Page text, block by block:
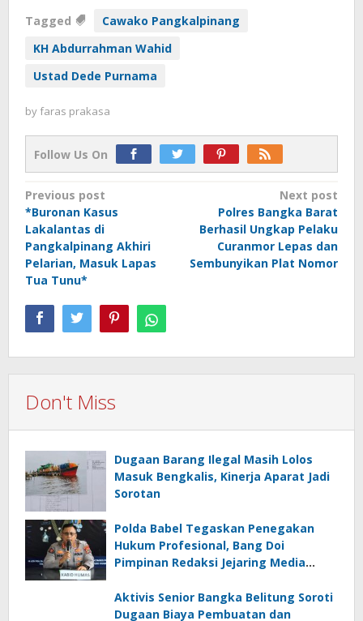
Tagged
Cawako Pangkalpinang
KH Abdurrahman Wahid
Ustad Dede Purnama
by faras prakasa
Follow Us On
Post
navigation
Previous post
*Buronan Kasus
Lakalantas di
Pangkalpinang Akhiri
Pelarian, Masuk Lapas
Tua Tunu*
Next post
Polres Bangka Barat
Berhasil Ungkap Pelaku
Curanmor Lepas dan
Sembunyikan Plat Nomor
Don't Miss
Dugaan Barang Ilegal Masih Lolos
Masuk Bengkalis, Kinerja Aparat Jadi
Sorotan
Polda Babel Tegaskan Penegakan
Hukum Profesional, Bang Doi
Pimpinan Redaksi Jejaring Media
Panggilan
Aktivis Senior Bangka Belitung Soroti
Dugaan Biaya Pembuatan dan